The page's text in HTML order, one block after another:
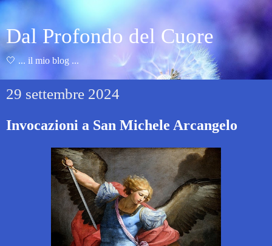
Dal Profondo del Cuore
🤍 ... il mio blog ...
29 settembre 2024
Invocazioni a San Michele Arcangelo